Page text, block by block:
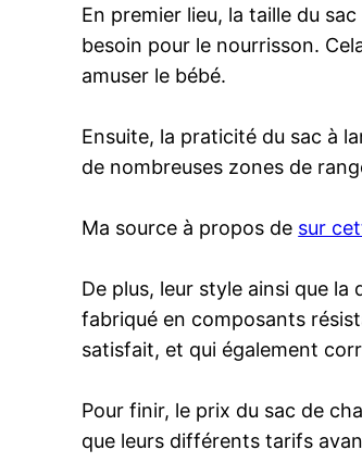
En premier lieu, la taille du
besoin pour le nourrisson.
amuser le bébé.
Ensuite, la praticité du sac à
de nombreuses zones de
Ma source à propos de sur
De plus, leur style ainsi que
fabriqué en composants
satisfait, et qui également
Pour finir, le prix du sac de
que leurs différents tarifs